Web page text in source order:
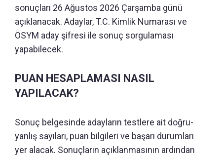
sonuçları 26 Ağustos 2026 Çarşamba günü
açıklanacak. Adaylar, T.C. Kimlik Numarası ve
ÖSYM aday şifresi ile sonuç sorgulaması
yapabilecek.
PUAN HESAPLAMASI NASIL
YAPILACAK?
Sonuç belgesinde adayların testlere ait doğru-
yanlış sayıları, puan bilgileri ve başarı durumları
yer alacak. Sonuçların açıklanmasının ardından